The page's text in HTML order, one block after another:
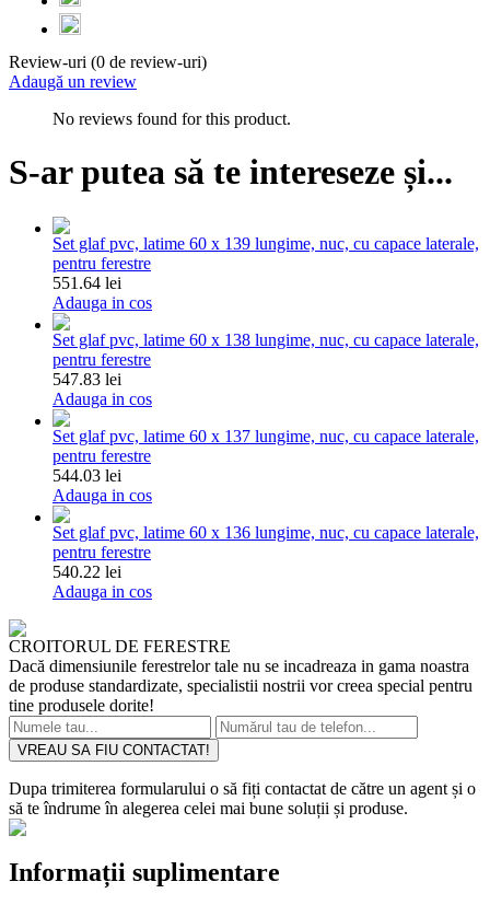
Review-uri (0 de review-uri)
Adaugă un review
No reviews found for this product.
S-ar putea să te intereseze și...
Set glaf pvc, latime 60 x 139 lungime, nuc, cu capace laterale,
pentru ferestre
551.64 lei
Adauga in cos
Set glaf pvc, latime 60 x 138 lungime, nuc, cu capace laterale,
pentru ferestre
547.83 lei
Adauga in cos
Set glaf pvc, latime 60 x 137 lungime, nuc, cu capace laterale,
pentru ferestre
544.03 lei
Adauga in cos
Set glaf pvc, latime 60 x 136 lungime, nuc, cu capace laterale,
pentru ferestre
540.22 lei
Adauga in cos
CROITORUL DE FERESTRE
Dacă dimensiunile ferestrelor tale nu se incadreaza in gama noastra
de produse standardizate, specialistii nostrii vor creea special pentru
tine produsele dorite!
VREAU SA FIU CONTACTAT!
Dupa trimiterea formularului o să fiți contactat de către un agent și o
să te îndrume în alegerea celei mai bune soluții și produse.
Informații suplimentare